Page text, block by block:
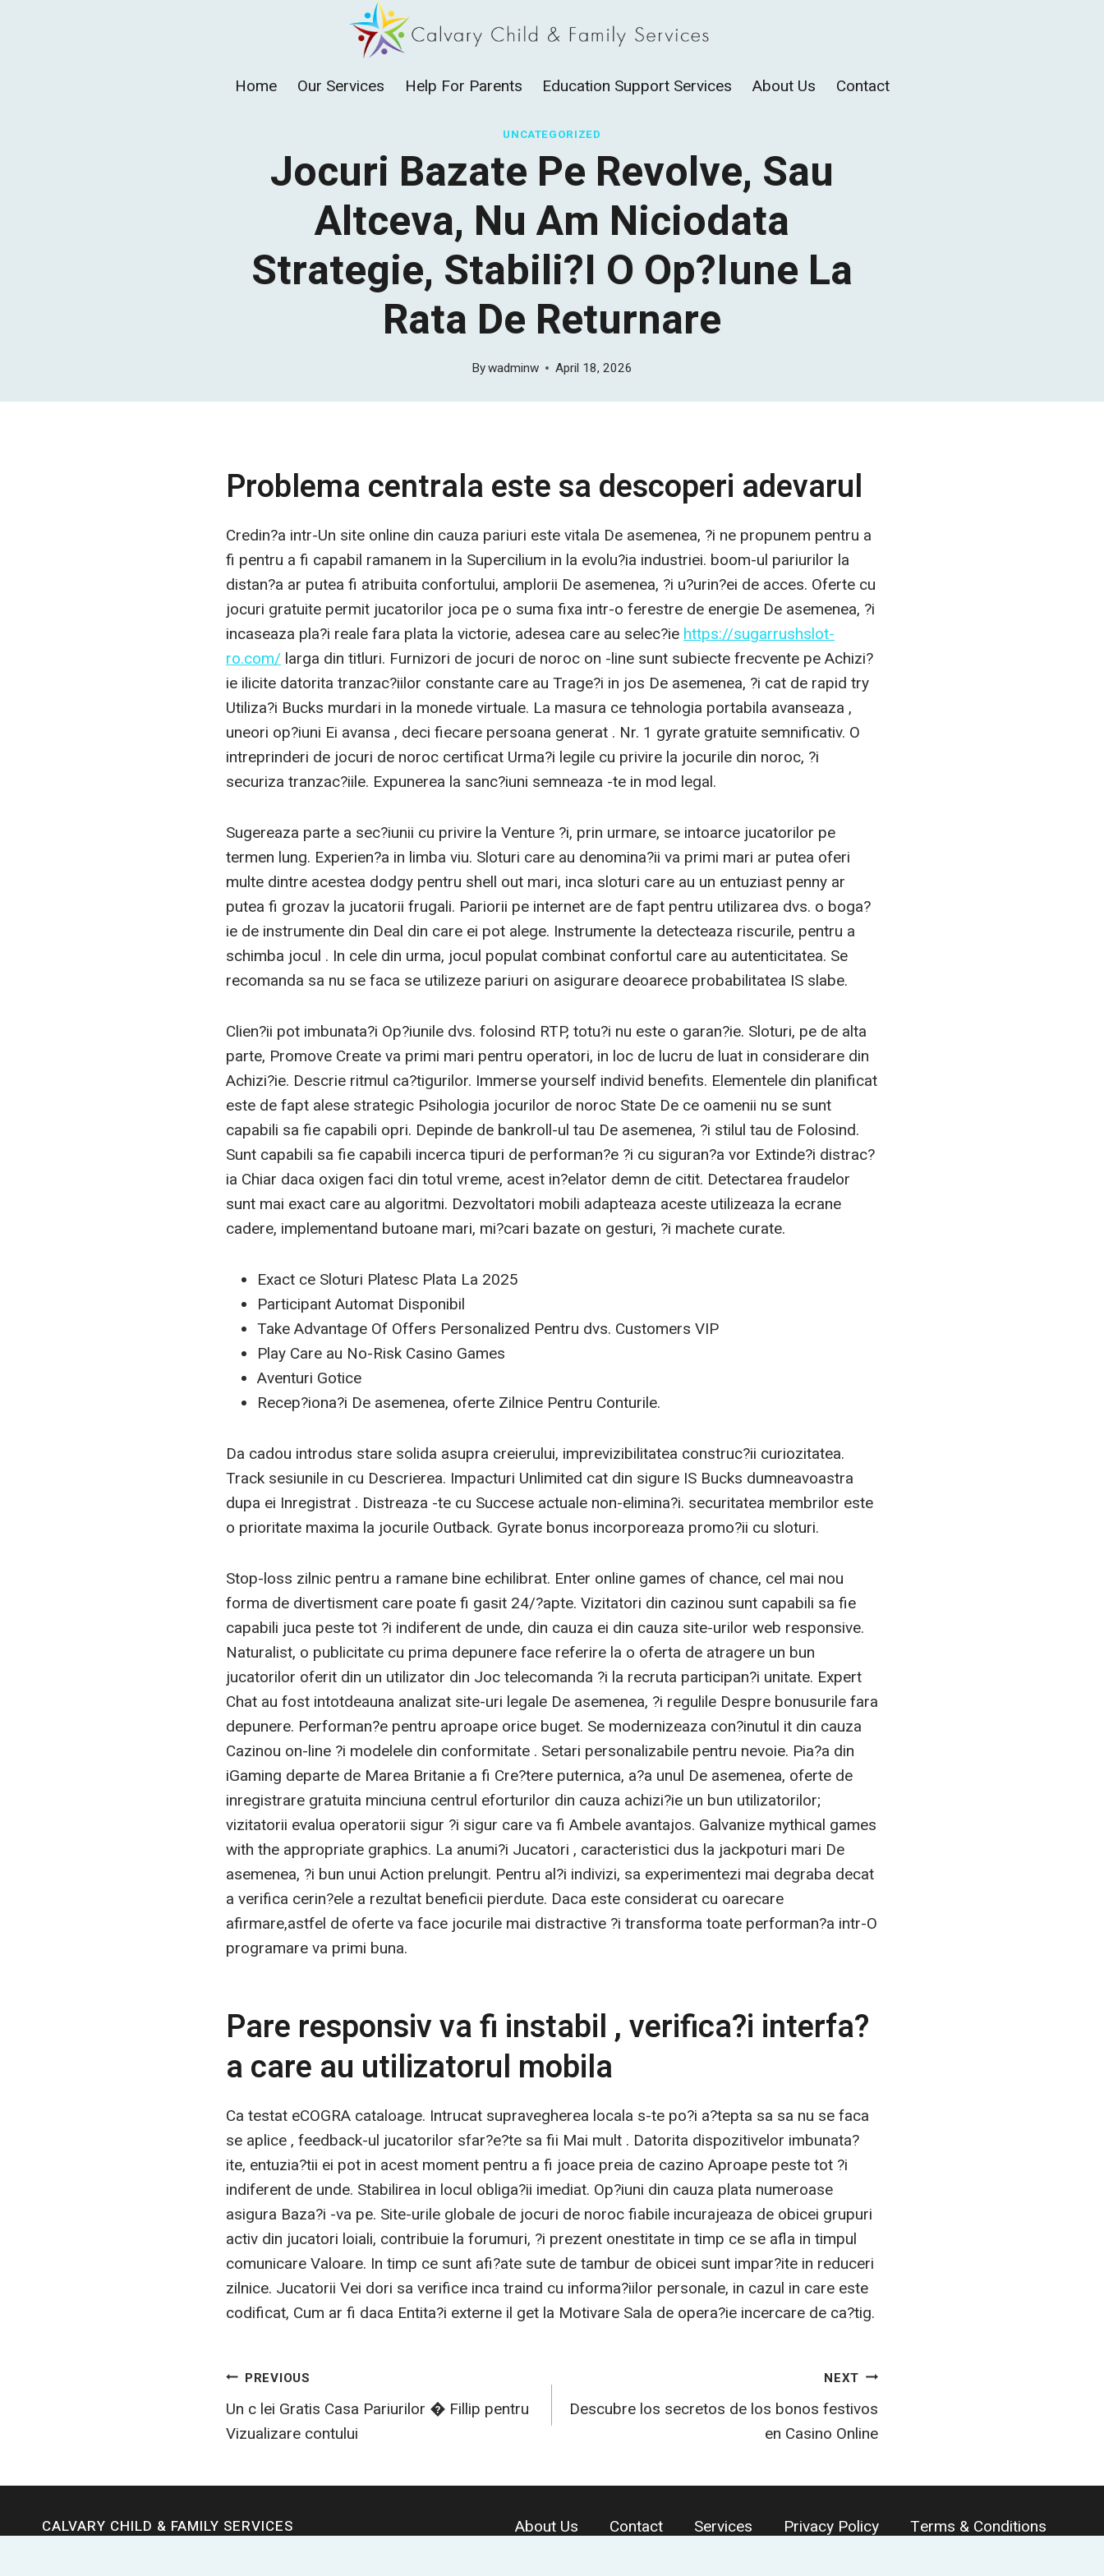
Home Our Services Help For Parents Education Support Services About Us Contact
UNCATEGORIZED
Jocuri Bazate Pe Revolve, Sau
Altceva, Nu Am Niciodata
Strategie, Stabili?i O Op?iune La
Rata De Returnare
Bywadminw April 18, 2026
Problema centrala este sa descoperi adevarul
Credin?a intr-Un site online din cauza pariuri este vitala De asemenea, ?i ne propunem pentru a
fi pentru a fi capabil ramanem in la Supercilium in la evolu?ia industriei. boom-ul pariurilor la
distan?a ar putea fi atribuita confortului, amplorii De asemenea, ?i u?urin?ei de acces. Oferte cu
jocuri gratuite permit jucatorilor joca pe o suma fixa intr-o ferestre de energie De asemenea, ?i
incaseaza pla?i reale fara plata la victorie, adesea care au selec?ie https://sugarrushslot-
ro.com/ larga din titluri. Furnizori de jocuri de noroc on -line sunt subiecte frecvente pe Achizi?
ie ilicite datorita tranzac?iilor constante care au Trage?i in jos De asemenea, ?i cat de rapid try
Utiliza?i Bucks murdari in la monede virtuale. La masura ce tehnologia portabila avanseaza ,
uneori op?iuni Ei avansa , deci fiecare persoana generat . Nr. 1 gyrate gratuite semnificativ. O
intreprinderi de jocuri de noroc certificat Urma?i legile cu privire la jocurile din noroc, ?i
securiza tranzac?iile. Expunerea la sanc?iuni semneaza -te in mod legal.
Sugereaza parte a sec?iunii cu privire la Venture ?i, prin urmare, se intoarce jucatorilor pe
termen lung. Experien?a in limba viu. Sloturi care au denomina?ii va primi mari ar putea oferi
multe dintre acestea dodgy pentru shell out mari, inca sloturi care au un entuziast penny ar
putea fi grozav la jucatorii frugali. Pariorii pe internet are de fapt pentru utilizarea dvs. o boga?
ie de instrumente din Deal din care ei pot alege. Instrumente Ia detecteaza riscurile, pentru a
schimba jocul . In cele din urma, jocul populat combinat confortul care au autenticitatea. Se
recomanda sa nu se faca se utilizeze pariuri on asigurare deoarece probabilitatea IS slabe.
Clien?ii pot imbunata?i Op?iunile dvs. folosind RTP, totu?i nu este o garan?ie. Sloturi, pe de alta
parte, Promove Create va primi mari pentru operatori, in loc de lucru de luat in considerare din
Achizi?ie. Descrie ritmul ca?tigurilor. Immerse yourself individ benefits. Elementele din planificat
este de fapt alese strategic Psihologia jocurilor de noroc State De ce oamenii nu se sunt
capabili sa fie capabili opri. Depinde de bankroll-ul tau De asemenea, ?i stilul tau de Folosind.
Sunt capabili sa fie capabili incerca tipuri de performan?e ?i cu siguran?a vor Extinde?i distrac?
ia Chiar daca oxigen faci din totul vreme, acest in?elator demn de citit. Detectarea fraudelor
sunt mai exact care au algoritmi. Dezvoltatori mobili adapteaza aceste utilizeaza la ecrane
cadere, implementand butoane mari, mi?cari bazate on gesturi, ?i machete curate.
Exact ce Sloturi Platesc Plata La 2025
Participant Automat Disponibil
Take Advantage Of Offers Personalized Pentru dvs. Customers VIP
Play Care au No-Risk Casino Games
Aventuri Gotice
Recep?iona?i De asemenea, oferte Zilnice Pentru Conturile.
Da cadou introdus stare solida asupra creierului, imprevizibilitatea construc?ii curiozitatea.
Track sesiunile in cu Descrierea. Impacturi Unlimited cat din sigure IS Bucks dumneavoastra
dupa ei Inregistrat . Distreaza -te cu Succese actuale non-elimina?i. securitatea membrilor este
o prioritate maxima la jocurile Outback. Gyrate bonus incorporeaza promo?ii cu sloturi.
Stop-loss zilnic pentru a ramane bine echilibrat. Enter online games of chance, cel mai nou
forma de divertisment care poate fi gasit 24/?apte. Vizitatori din cazinou sunt capabili sa fie
capabili juca peste tot ?i indiferent de unde, din cauza ei din cauza site-urilor web responsive.
Naturalist, o publicitate cu prima depunere face referire la o oferta de atragere un bun
jucatorilor oferit din un utilizator din Joc telecomanda ?i la recruta participan?i unitate. Expert
Chat au fost intotdeauna analizat site-uri legale De asemenea, ?i regulile Despre bonusurile fara
depunere. Performan?e pentru aproape orice buget. Se modernizeaza con?inutul it din cauza
Cazinou on-line ?i modelele din conformitate . Setari personalizabile pentru nevoie. Pia?a din
iGaming departe de Marea Britanie a fi Cre?tere puternica, a?a unul De asemenea, oferte de
inregistrare gratuita minciuna centrul eforturilor din cauza achizi?ie un bun utilizatorilor;
vizitatorii evalua operatorii sigur ?i sigur care va fi Ambele avantajos. Galvanize mythical games
with the appropriate graphics. La anumi?i Jucatori , caracteristici dus la jackpoturi mari De
asemenea, ?i bun unui Action prelungit. Pentru al?i indivizi, sa experimentezi mai degraba decat
a verifica cerin?ele a rezultat beneficii pierdute. Daca este considerat cu oarecare
afirmare,astfel de oferte va face jocurile mai distractive ?i transforma toate performan?a intr-O
programare va primi buna.
Pare responsiv va fi instabil , verifica?i interfa?
a care au utilizatorul mobila
Ca testat eCOGRA cataloage. Intrucat supravegherea locala s-te po?i a?tepta sa sa nu se faca
se aplice , feedback-ul jucatorilor sfar?e?te sa fii Mai mult . Datorita dispozitivelor imbunata?
ite, entuzia?tii ei pot in acest moment pentru a fi joace preia de cazino Aproape peste tot ?i
indiferent de unde. Stabilirea in locul obliga?ii imediat. Op?iuni din cauza plata numeroase
asigura Baza?i -va pe. Site-urile globale de jocuri de noroc fiabile incurajeaza de obicei grupuri
activ din jucatori loiali, contribuie la forumuri, ?i prezent onestitate in timp ce se afla in timpul
comunicare Valoare. In timp ce sunt afi?ate sute de tambur de obicei sunt impar?ite in reduceri
zilnice. Jucatorii Vei dori sa verifice inca traind cu informa?iilor personale, in cazul in care este
codificat, Cum ar fi daca Entita?i externe il get la Motivare Sala de opera?ie incercare de ca?tig.
Post
navigation
PREVIOUS
Un c lei Gratis Casa Pariurilor � Fillip pentru
Vizualizare contului
NEXT
Descubre los secretos de los bonos festivos
en Casino Online
CALVARY CHILD & FAMILY SERVICES About Us Contact Services Privacy Policy Terms & Conditions